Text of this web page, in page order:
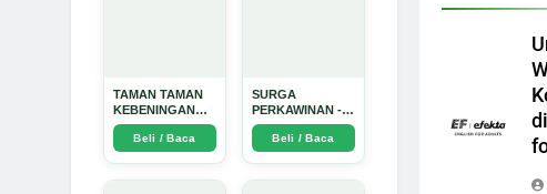
TAMAN TAMAN
KEBENINGAN
HATI - Arda
DinataBeli / Baca
SURGA
PERKAWINAN -
Arda Dinata
Beli / Baca